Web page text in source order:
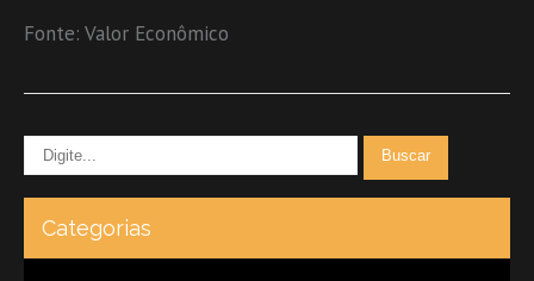
Fonte: Valor Econômico
Categorias